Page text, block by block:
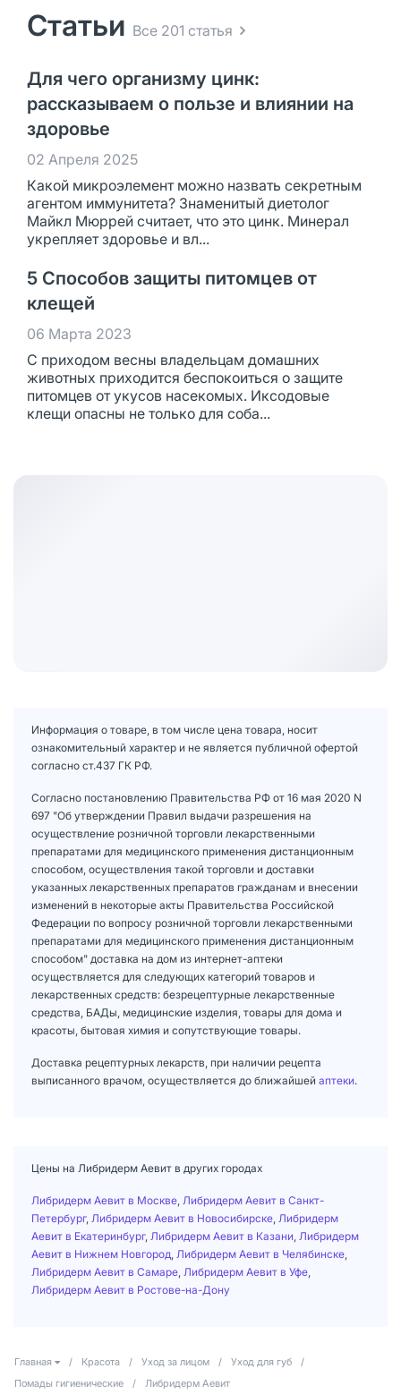
Статьи Все 201 статья
Для чего организму цинк:
рассказываем о пользе и влиянии на
здоровье
02 Апреля 2025
Какой микроэлемент можно назвать секретным
агентом иммунитета? Знаменитый диетолог
Майкл Мюррей считает, что это цинк. Минерал
укрепляет здоровье и вл...
5 Способов защиты питомцев от
клещей
06 Марта 2023
С приходом весны владельцам домашних
животных приходится беспокоиться о защите
питомцев от укусов насекомых. Иксодовые
клещи опасны не только для соба...
Информация о товаре, в том числе цена товара, носит
ознакомительный характер и не является публичной офертой
согласно ст.437 ГК РФ.
Согласно постановлению Правительства РФ от 16 мая 2020 N
697 "Об утверждении Правил выдачи разрешения на
осуществление розничной торговли лекарственными
препаратами для медицинского применения дистанционным
способом, осуществления такой торговли и доставки
указанных лекарственных препаратов гражданам и внесении
изменений в некоторые акты Правительства Российской
Федерации по вопросу розничной торговли лекарственными
препаратами для медицинского применения дистанционным
способом" доставка на дом из интернет-аптеки
осуществляется для следующих категорий товаров и
лекарственных средств: безрецептурные лекарственные
средства, БАДы, медицинские изделия, товары для дома и
красоты, бытовая химия и сопутствующие товары.
Доставка рецептурных лекарств, при наличии рецепта
выписанного врачом, осуществляется до ближайшей аптеки.
Цены на Либридерм Аевит в других городах
Либридерм Аевит в Москве Либридерм Аевит в Санкт-
Петербург, Либридерм Аевит в Новосибирске Либридерм
Аевит в Екатеринбург, Либридерм Аевит в Казани Либридерм
Аевит в Нижнем Новгород Либридерм Аевит в Челябинске
Либридерм Аевит в Самаре Либридерм Аевит в Уфе
Либридерм Аевит в Ростове-на-Дону
Главная / Красота / Уход за лицом / Уход для губ
/
Помады гигиенические
/ Либридерм Аевит